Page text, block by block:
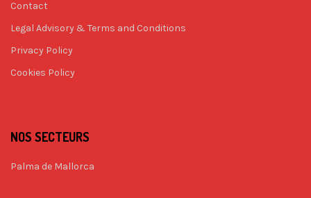
Contact
Legal Advisory & Terms and Conditions
Privacy Policy
Cookies Policy
NOS SECTEURS
Palma de Mallorca